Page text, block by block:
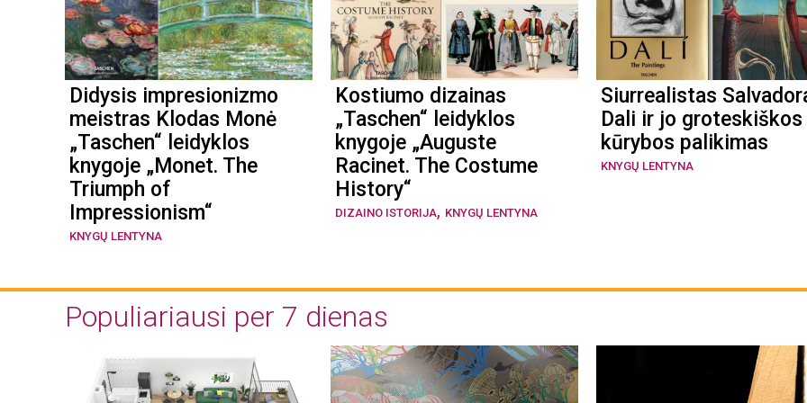
Didysis impresionizmo
meistras Klodas Monė
„Taschen“ leidyklos
knygoje „Monet. The
Triumph of
Impressionism“
KNYGŲ LENTYNA
Kostiumo dizainas
„Taschen“ leidyklos
knygoje „Auguste
Racinet. The Costume
History“
DIZAINO ISTORIJA, KNYGŲ LENTYNA
Siurrealistas
Dali ir jo groteskiškos
kūrybos palikimas
KNYGŲ LENTYNA
Populiariausi per 7 dienas